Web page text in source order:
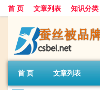
首 页 文章列表 知识分类
首 页 文章列表